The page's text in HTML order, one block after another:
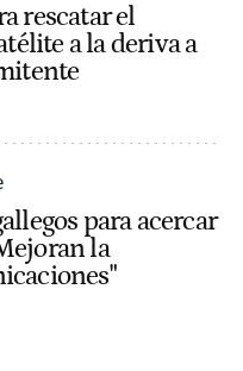
rescatar el
a la deriva a
para acercar
la